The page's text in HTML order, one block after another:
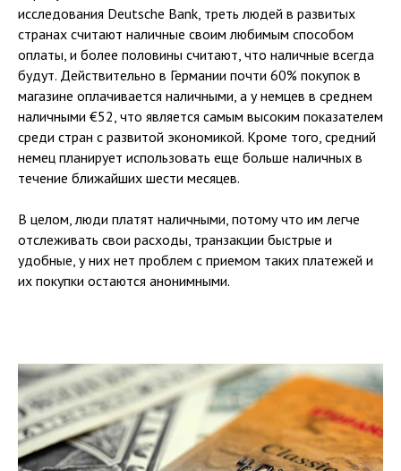
исследования Deutsche Bank, треть людей в развитых
странах считают наличные своим любимым способом
оплаты, и более половины считают, что наличные всегда
будут. Действительно в Германии почти 60% покупок в
магазине оплачивается наличными, а у немцев в среднем
наличными €52, что является самым высоким показателем
среди стран с развитой экономикой. Кроме того, средний
немец планирует использовать еще больше наличных в
течение ближайших шести месяцев.
В целом, люди платят наличными, потому что им легче
отслеживать свои расходы, транзакции быстрые и
удобные, у них нет проблем с приемом таких платежей и
их покупки остаются анонимными.